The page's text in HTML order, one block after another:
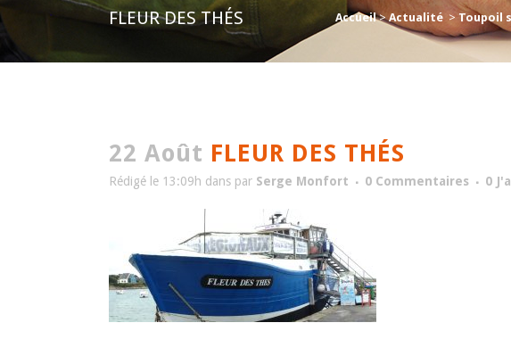
FLEUR DES THÉS Accueil>Actualité > Toupoil
22 Août FLEUR DES THÉS
Rédigé le 13:09h dans par Serge Monfort 0 Commentaires 0